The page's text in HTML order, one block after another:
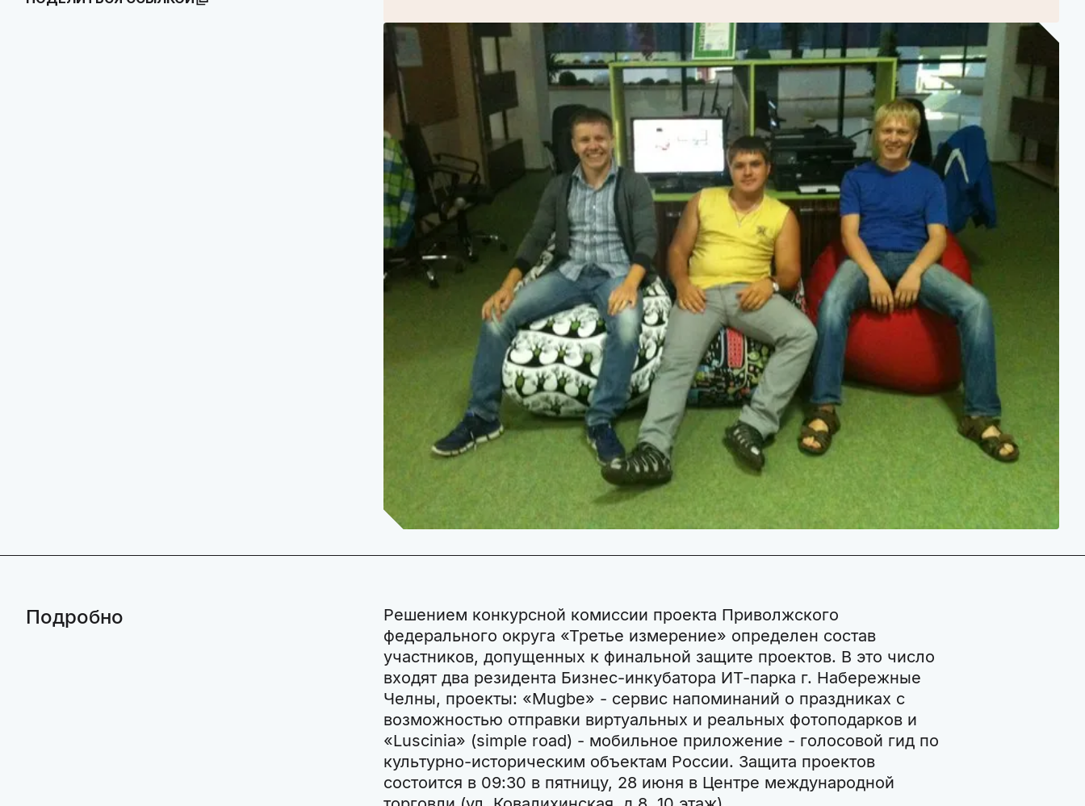
Подробно
Решением конкурсной комиссии проекта Приволжского
федерального округа «Третье измерение» определен состав
участников, допущенных к финальной защите проектов. В это число
входят два резидента Бизнес-инкубатора ИТ-парка г. Набережные
Челны, проекты: «Mugbe» - сервис напоминаний о праздниках с
возможностью отправки виртуальных и реальных фотоподарков и
«Luscinia» (simple road) - мобильное приложение - голосовой гид по
культурно-историческим объектам России. Защита проектов
состоится в 09:30 в пятницу, 28 июня в Центре международной